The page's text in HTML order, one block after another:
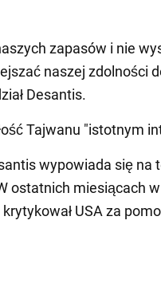
zapasów i nie
naszej zdolności
Desantis.
Tajwanu "istotnym
wypowiada się na
ostatnich miesiącach
USA za